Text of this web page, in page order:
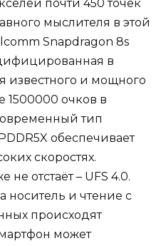
почти 450 точек
мыслителя в этой
Snapdragon 8s
в
известного и мощного
1500000 очков в
тип
обеспечивает
скоростях.
не отстаёт – UFS 4.0.
и чтение с
происходят
может